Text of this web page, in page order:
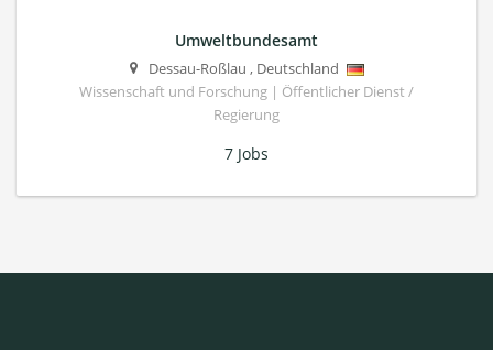
Umweltbundesamt
Dessau-Roßlau , Deutschland
Wissenschaft und Forschung | Öffentlicher Dienst /
Regierung
7 Jobs